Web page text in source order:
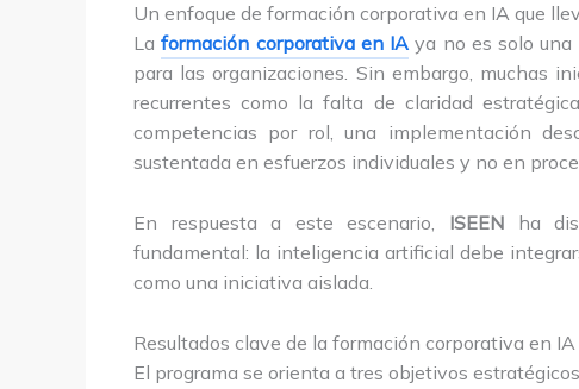
Un enfoque de formación corporativa en IA que
Laformación corporativa en IAya no es solo una
para las organizaciones. Sin embargo, muchas
recurrentes como la falta de claridad
competencias por rol, una implementación
sustentada en esfuerzos individuales y no en
En respuesta a este escenario, ISEEN ha
fundamental: la inteligencia artificial debe
como una iniciativa aislada.
Resultados clave de la formación corporativa en IA
El programa se orienta a tres objetivos